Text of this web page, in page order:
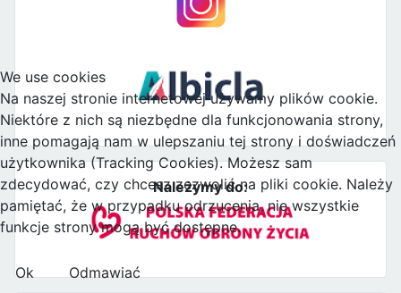
Należymy do:
We use cookies
Na naszej stronie internetowej używamy plików cookie.
Niektóre z nich są niezbędne dla funkcjonowania strony,
inne pomagają nam w ulepszaniu tej strony i doświadczeń
użytkownika (Tracking Cookies). Możesz sam
zdecydować, czy chcesz zezwolić na pliki cookie. Należy
pamiętać, że w przypadku odrzucenia, nie wszystkie
funkcje strony mogą być dostępne.
Ok
Odmawiać